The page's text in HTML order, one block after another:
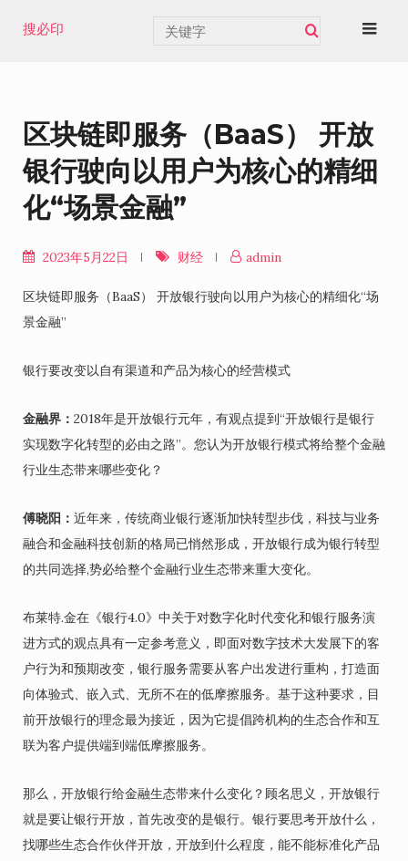
搜必印
区块链即服务（BaaS） 开放
银行驶向以用户为核心的精细
化“场景金融”
2023年5月22日 财经 admin
区块链即服务（BaaS） 开放银行驶向以用户为核心的精细化“场
景金融”
银行要改变以自有渠道和产品为核心的经营模式
金融界： 2018年是开放银行元年，有观点提到“开放银行是银行
实现数字化转型的必由之路”。您认为开放银行模式将给整个金融
行业生态带来哪些变化？
傅晓阳： 近年来，传统商业银行逐渐加快转型步伐，科技与业务
融合和金融科技创新的格局已悄然形成，开放银行成为银行转型
的共同选择,势必给整个金融行业生态带来重大变化。
布莱特.金在《银行4.0》中关于对数字化时代变化和银行服务演
进方式的观点具有一定参考意义，即面对数字技术大发展下的客
户行为和预期改变，银行服务需要从客户出发进行重构，打造面
向体验式、嵌入式、无所不在的低摩擦服务。基于这种要求，目
前开放银行的理念最为接近，因为它提倡跨机构的生态合作和互
联为客户提供端到端低摩擦服务。
那么，开放银行给金融生态带来什么变化？顾名思义，开放银行
就是要让银行开放，首先改变的是银行。银行要思考开放什么，
找哪些生态合作伙伴开放，开放到什么程度，能不能标准化产品